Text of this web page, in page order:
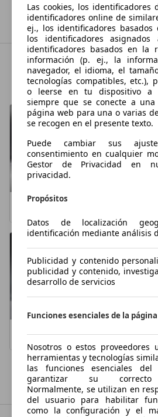
Mostrar todas las
Las mejores
Audi A5
Mostrar más
Las cookies, los identificadores
identificadores online de
ej., los identificadores
los identificadores asignados
identificadores basados en la
información (p. ej., la
navegador, el idioma, el
tecnologías compatibles, etc.),
o leerse en tu dispositivo a
siempre que se conecte a
página web para una o varias
se recogen en el presente texto.
Puede cambiar sus
consentimiento en cualquier
Gestor de Privacidad en
privacidad.
Propósitos
Datos de localización
identificación mediante análisis
Publicidad y contenido
publicidad y contenido,
desarrollo de servicios
Funciones esenciales de la página
Nosotros o estos proveedores
herramientas y tecnologías
las funciones esenciales
garantizar su correcto
Normalmente, se utilizan en
del usuario para habilitar
como la configuración y el